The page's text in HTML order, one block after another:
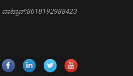
ವಾಟ್ಸಾಪ್:8618192988423